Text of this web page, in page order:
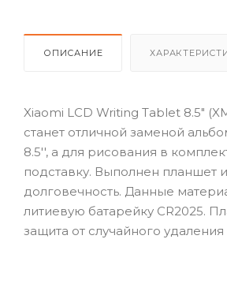
ОПИСАНИЕ
Xiaomi LCD Writing Tablet 8.5"
станет отличной заменой
8.5'', а для рисования в
подставку. Выполнен планшет
долговечность. Данные
литиевую батарейку CR2025.
защита от случайного удаления